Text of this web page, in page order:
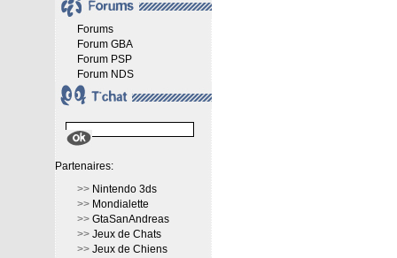
Forums
Forum GBA
Forum PSP
Forum NDS
Partenaires:
>> Nintendo 3ds
>> Mondialette
>> GtaSanAndreas
>> Jeux de Chats
>> Jeux de Chiens